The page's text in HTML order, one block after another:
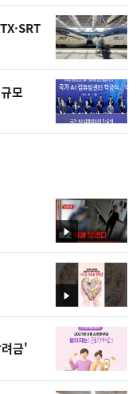
모
영
상
영
상
금'